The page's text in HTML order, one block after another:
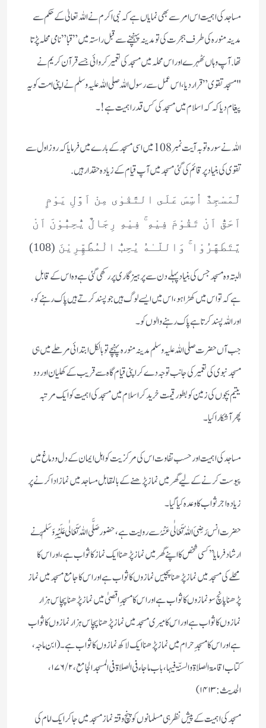
مساجد کی اہمیت اس امر سے بھی نمایاں ہے کہ نبی اکرم نے اللہ تعالیٰ کے حکم سے
مدینہ منورہ کی طرف ہجرت کی تو مدینہ پہنچنے سے قبل راستہ میں” قبا” نامی محلہ پڑتا
تھا. آپ وہاں ٹھہرے اور اس محلہ میں مسجد کی تعمیر کروائی جسے قرآن کریم نے
"مسجد تقوی” قرار دیا، اس عمل سے رسول اللہ صلی اللہ علیہ وسلم نے اپنی امت کو یہ
پیغام دیا کہ کہ اسلام میں مسجد کی کس قدر اہمیت ہے! ۔
اللہ نے سورہ توبہ آیت نمبر 108 میں اسی مسجد کے بارے میں فرمایا کہ روز اول سے
تقوی کی بنیاد پر قائم کی گئی مسجد میں آپ قیام کے زیادہ حقدار ہیں.
لَّمَسْجِدٌ اُسِّسَ عَلَى التَّقْوٰى مِنْ اَوَّلِ يَوْمٍ
اَحَقُّ اَنْ تَقُوْمَ فِيْهِ ۚ فِيْهِ رِجَالٌ يُّحِبُّوْنَ اَنْ
يَّتَطَهَّرُوْا ۚ وَاللّـٰهُ يُحِبُّ الْمُطَّهِّرِيْنَ (108)
البتہ وہ مسجد جس کی بنیاد پہلے دن سے پرہیزگاری پر رکھی گئی ہے وہ اس کے قابل
ہے کہ تو اس میں کھڑا ہو، اس میں ایسے لوگ ہیں جو پسند کرتے ہیں پاک رہنے کو،
اور اللہ پسند کرتا ہے پاک رہنے والوں کو۔
جب آں حضرت صلی اللہ علیہ وسلم مدینہ منورہ پہنچے تو بالکل ابتدائی مرحلے میں ہی
مسجد نبوی کی تعمیر کی جانب توجہ دے کر اپنی قیام گاہ سے قریب کے کھلیان اور دو
یتیم بچوں کی زمین کو بطور قیمت خرید کر اسلام میں مسجد کی اہمیت کو ایک مرتبہ
پھرآشکارا کیا۔
مساجد کی اہمیت اور حسب تفاوت اس کی مرکزیت کو اہل ایمان کے دل و دماغ میں
پیوست کرنے کے لیے گھر میں نماز پڑھنے کے بالمقابل مساجد میں نماز ادا کرنے پر
زیادہ اجر ثواب کا وعدہ کیا گیا۔
حضرت انس رَضِیَ اللہُ تَعَالٰی عَنْہُ سے روایت ہے، حضور صَلَّی اللہُ تَعَالٰی عَلَیْہِ وَسَلَّمَ نے
ارشاد فرمایا ’’کسی شخص کا اپنے گھر میں نماز پڑھنا ایک نماز کا ثواب ہے ،اور اس کا
محلے کی مسجد میں نماز پڑھنا پچیس نمازوں کا ثواب ہے اور ا س کا جامع مسجد میں نماز
پڑھنا پانچ سو نمازوں کا ثواب ہے اور اس کا مسجدِ اقصیٰ میں نماز پڑھنا پچاس ہزار
نمازوں کا ثواب ہے اور اس کا میری مسجد میں نماز پڑھنا پچاس ہزار نمازوں کا ثواب
ہے اور ا س کامسجدِ حرام میں نماز پڑھنا ایک لاکھ نمازوں کا ثواب ہے۔ (ابن ماجہ،
کتاب اقامۃ الصلاۃ والسنّۃ فیہا، باب ما جاء فی الصلاۃ فی المسجد الجامع، ۲ / ۱۷۶،
الحدیث: ۱۴۱۳)
مسجد کی اہمیت کے پیش نظر ہی مسلمانوں کو پنچ وقتہ نماز مسجد میں جاکر ایک امام کی